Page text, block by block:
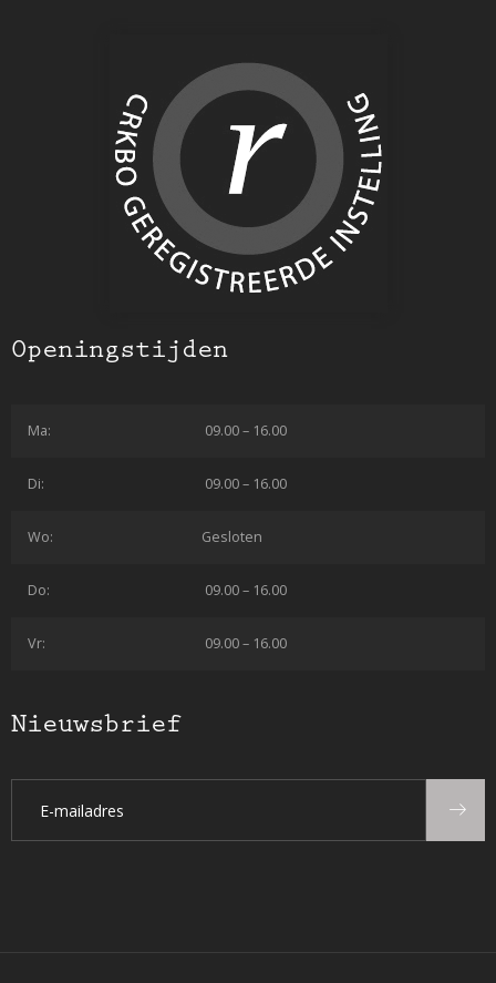
Openingstijden
Ma: 09.00 – 16.00
Di: 09.00 – 16.00
Wo: Gesloten
Do: 09.00 – 16.00
Vr: 09.00 – 16.00
Nieuwsbrief